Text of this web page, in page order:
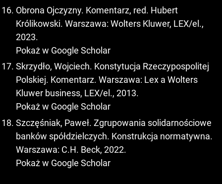
Obrona Ojczyzny. Komentarz, red. Hubert
Królikowski. Warszawa: Wolters Kluwer, LEX/el.,
2023.
Pokaż w Google Scholar
Skrzydło, Wojciech. Konstytucja Rzeczypospolitej
Polskiej. Komentarz. Warszawa: Lex a Wolters
Kluwer business, LEX/el., 2013.
Pokaż w Google Scholar
Szczęśniak, Paweł. Zgrupowania solidarnościowe
banków spółdzielczych. Konstrukcja normatywna.
Warszawa: C.H. Beck, 2022.
Pokaż w Google Scholar